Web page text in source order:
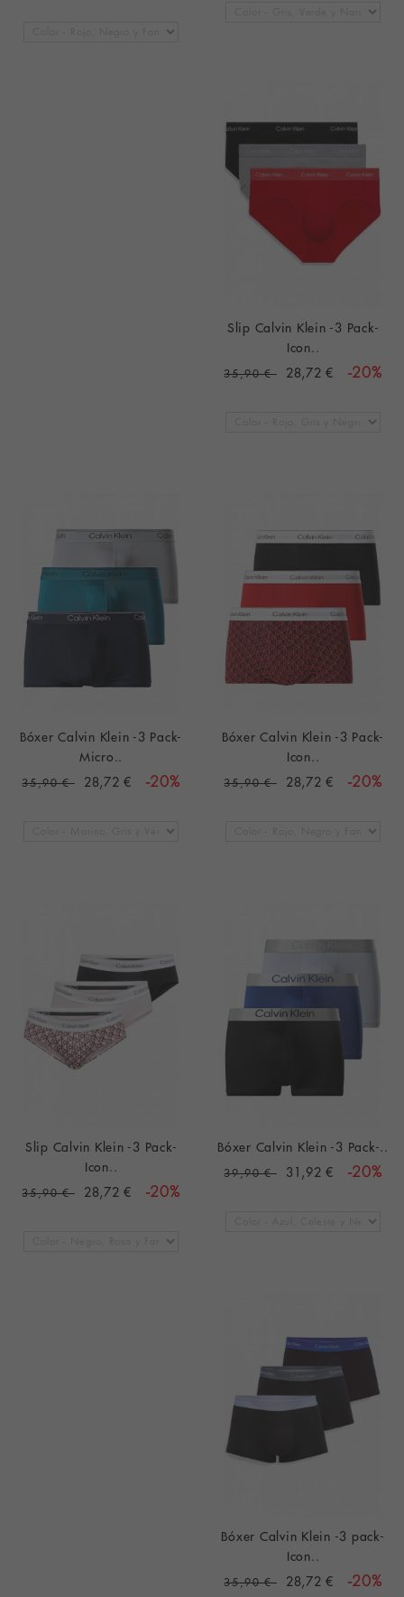
Slip Calvin Klein -3 Pack-
Icon..
35,90 € 28,72 € -20%
Bóxer Calvin Klein -3 Pack-
Micro..
35,90 € 28,72 € -20%
Bóxer Calvin Klein -3 Pack-
Icon..
35,90 € 28,72 € -20%
Slip Calvin Klein -3 Pack-
Icon..
35,90 € 28,72 € -20%
Bóxer Calvin Klein -3 Pack-..
39,90 € 31,92 € -20%
Bóxer Calvin Klein -3 pack-
Icon..
35,90 € 28,72 € -20%